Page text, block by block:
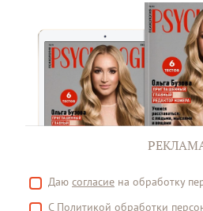
Даю согласие на обработку
С Политикой обработки